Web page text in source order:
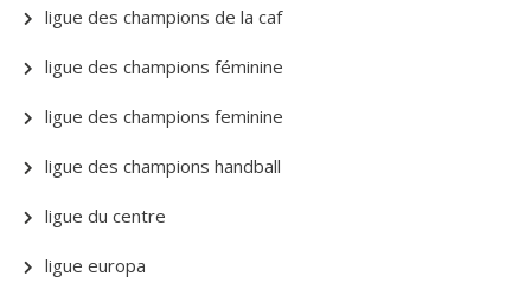
ligue des champions de la caf
ligue des champions féminine
ligue des champions feminine
ligue des champions handball
ligue du centre
ligue europa